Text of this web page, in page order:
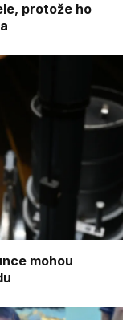
protože ho
mohou